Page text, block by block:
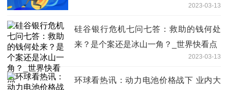
2023-03-13
硅谷银行危机七问七答：救助的钱何处
来？是个案还是冰山一角？_世界快看点
2023-03-13
环球看热讯：动力电池价格战下 业内大